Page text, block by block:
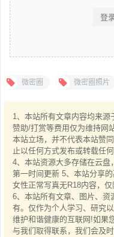
登
微密圈 微密圈照片
1、本站所有文章内容均来
赞助/打赏等费用仅为维持网
本站立场，并不代表本站赞
止以任何方式发布或转载任
4、本站资源大多存储在云
第一时间更新 5、本站分享
女性正常写真无R18内容，
6、本站所有文章、图片、
有。仅作为个人学习、研究
维护和谐健康的互联网!如果
与我们取得联系，我们会及时